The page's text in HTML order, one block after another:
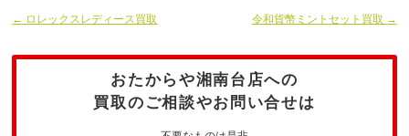
← ロレックスレディース買取 令和貨幣ミントセット買取 →
おたからや湘南台店への
買取のご相談やお問い合せは